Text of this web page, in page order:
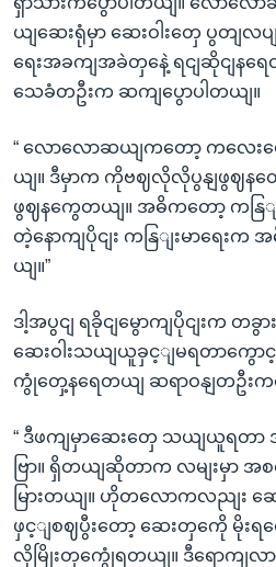
ယျဆေးရုံမှာ ဆေးဝါးတှေ ပွတျလ
ရေးအခကျအခဲတှနေဲ့ ရငျဆိုငျနရ
သေခံတဦးက ဆကျပွောပါတယျ။
“ လောလောဆယျကတော့ ကလေးတှ
ယျ။ ဒီမှာက ကိုဗဈလိုလိုပွနျဖွဈနတ
ဖွဈနကွေတယျ။ အဓိကတော့ ကနြျး
တဲ့နောကျပိုငျး ကနြျးမာရေး
ယျ။”
ဒါ့အပွငျ ရခိုငျမွောကျပိုငျးက တ
ဆေးဝါးသယျယူခှင့ျမရတာကွော
ကွုံတှေ့နရေတယျ ဆရာဝနျတဦးက
“ ဒီဖကျမှာဆေးတှေ သယျယူရတ
ဗြာ။ ရှိတယျဆိုတာက လမျးမှာ
မြားတယျ။ ဟိုတလောကလညျး ဆ
ဖှင့ျစဈပွီးတော့ ဆေးတှကေို မိုးရ
လိုမြိုးတှကွေုံရတယျ။ ဒီရောကျလ